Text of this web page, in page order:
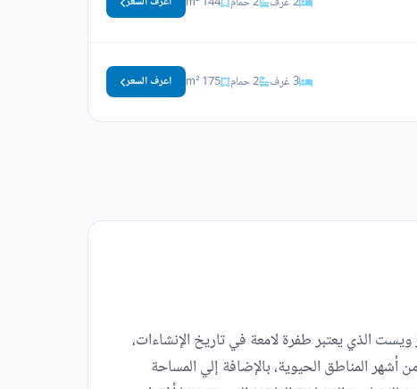
3 غرف 2 حمام 175 m² اعرف السعر
الذي يعتبر طفرة لامعة في تاريخ الإنشاءات،
أشهر المناطق الحيوية، بالإضافة إلي المساحة